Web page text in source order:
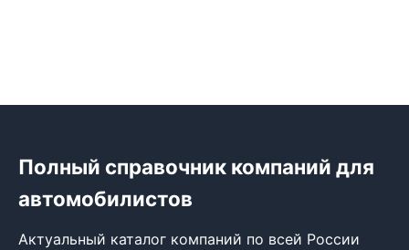
Полный справочник компаний для
автомобилистов
Актуальный каталог компаний по всей России